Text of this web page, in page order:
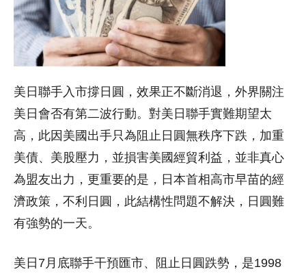
美日聯手入市撐日圓，效果正不斷消退，外界關注
美日會否有第二波行動。對美日聯手實難期望太
高，此因美國出手只為阻止日圓無秩序下跌，加重
美債、美股壓力，並損害美國經貿利益，並非真心
為盟友出力，更重要的是，日本首相高市早苗的經
濟政策，不利日圓，此結構性問題不解決，日圓難
有強勢的一天。
美日7月底聯手干預匯市、阻止日圓跌勢，是1998